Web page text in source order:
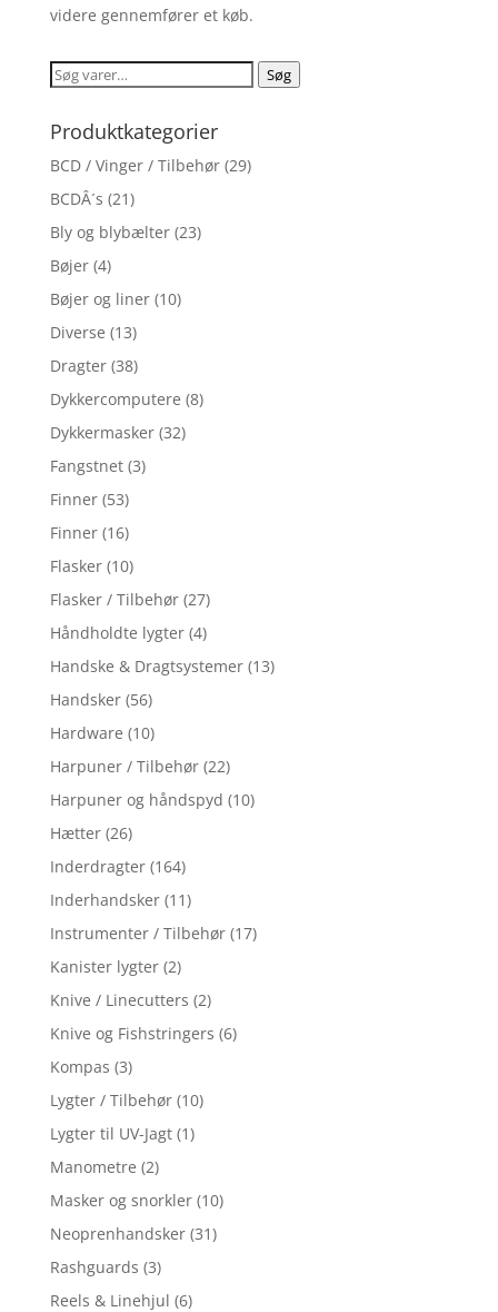
videre gennemfører et køb.
Søg
Søg
Produktkategorier
BCD / Vinger / Tilbehør (29)
BCDÂ´s (21)
Bly og blybælter (23)
Bøjer (4)
Bøjer og liner (10)
Diverse (13)
Dragter (38)
Dykkercomputere (8)
Dykkermasker (32)
Fangstnet (3)
Finner (53)
Finner (16)
Flasker (10)
Flasker / Tilbehør (27)
Håndholdte lygter (4)
Handske & Dragtsystemer (13)
Handsker (56)
Hardware (10)
Harpuner / Tilbehør (22)
Harpuner og håndspyd (10)
Hætter (26)
Inderdragter (164)
Inderhandsker (11)
Instrumenter / Tilbehør (17)
Kanister lygter (2)
Knive / Linecutters (2)
Knive og Fishstringers (6)
Kompas (3)
Lygter / Tilbehør (10)
Lygter til UV-Jagt (1)
Manometre (2)
Masker og snorkler (10)
Neoprenhandsker (31)
Rashguards (3)
Reels & Linehjul (6)